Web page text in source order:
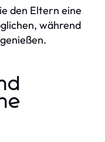
den Eltern eine
während